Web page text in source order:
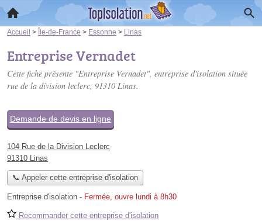
Accueil > Île-de-France > Essonne > Linas
Entreprise Vernadet
Cette fiche présente "Entreprise Vernadet", entreprise d'isolation située
rue de la division leclerc, 91310 Linas.
Demande de devis en ligne
104 Rue de la Division Leclerc
91310 Linas
📞 Appeler cette entreprise d'isolation
Entreprise d'isolation - Fermée, ouvre lundi à 8h30
Recommander cette entreprise d'isolation